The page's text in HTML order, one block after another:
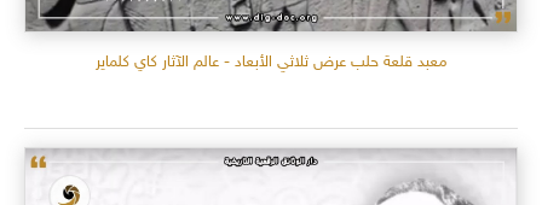
معبد قلعة حلب عرض ثلاثي الأبعاد - عالم الآثار كاي كلماير